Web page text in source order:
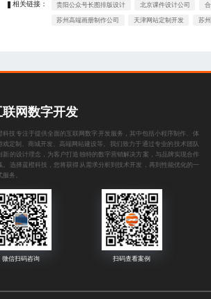
相关链接： 贵阳公众号长图排版设计 北京课件设计公司
苏州高端画册制作公司 天津网站定制开发 苏
联网数字开发
科技专注于提供全面的互联网数字开发服务，其中包括小程序制作 、体
戏定制
、商城开发 高端网站建设等。我们致力于通过专业的技术团队
新的设计理念，为客户打造独特的数字营销解决方案，与品牌实现合作
。选择蓝橙科技，您将获得从需求分析到技术开发，再到性能优化的一
服务。